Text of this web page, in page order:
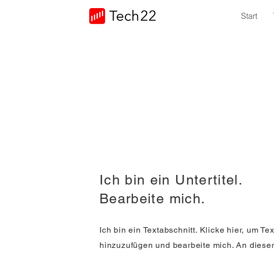
Start
Ich bin ein Untertitel.
Bearbeite mich.
Ich bin ein Textabschnitt. Klicke hier, um
hinzuzufügen und bearbeite mich. An dieser